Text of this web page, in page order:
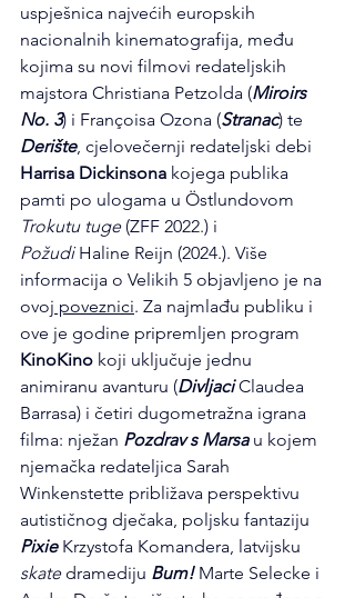
uspješnica najvećih europskih
nacionalnih kinematografija, među
kojima su novi filmovi redateljskih
majstora Christiana Petzolda (Miroirs
No. 3) i Françoisa Ozona (Stranac) te
Derište, cjelovečernji redateljski debi
Harrisa Dickinsona kojega publika
pamti po ulogama u Östlundovom
Trokutu tuge (ZFF 2022.) i
Požudi Haline Reijn (2024.). Više
informacija o Velikih 5 objavljeno je na
ovoj poveznici. Za najmlađu publiku i
ove je godine pripremljen program
KinoKino koji uključuje jednu
animiranu avanturu (Divljaci Claudea
Barrasa) i četiri dugometražna igrana
filma: nježan Pozdrav s Marsa u kojem
njemačka redateljica Sarah
Winkenstette približava perspektivu
autističnog dječaka, poljsku fantaziju
Pixie Krzystofa Komandera, latvijsku
skate dramediju Bum! Marte Selecke i